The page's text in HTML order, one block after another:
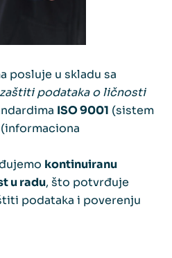
posluje u skladu sa
podataka o ličnosti
ISO 9001 (sistem
(informaciona
kontinuiranu
u radu, što potvrđuje
podataka i poverenju